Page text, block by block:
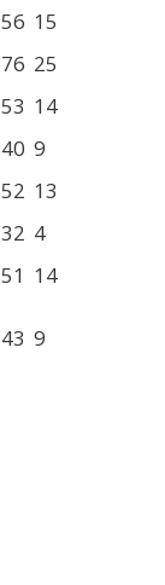
56 15
76 25
53 14
40 9
52 13
32 4
51 14
43 9